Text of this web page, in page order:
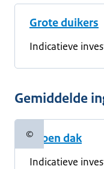
Grote duikers
Indicatieve
Gemiddelde
©Copyrightinformatie
Groen dak
Indicatieve